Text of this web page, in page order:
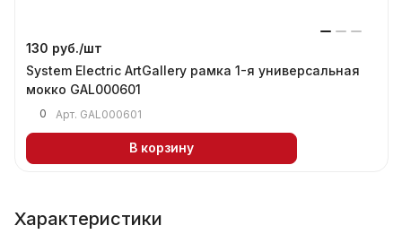
130 руб./шт
System Electric ArtGallery рамка 1-я универсальная
мокко GAL000601
0 Арт. GAL000601
В корзину
Характеристики